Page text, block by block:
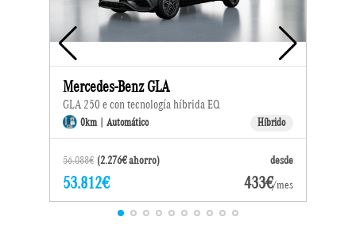
Mercedes-Benz GLA
GLA 250 e con tecnología híbrida EQ
0km | Automático Híbrido
56.088€ (2.276€ ahorro) desde
53.812€ 433€/mes